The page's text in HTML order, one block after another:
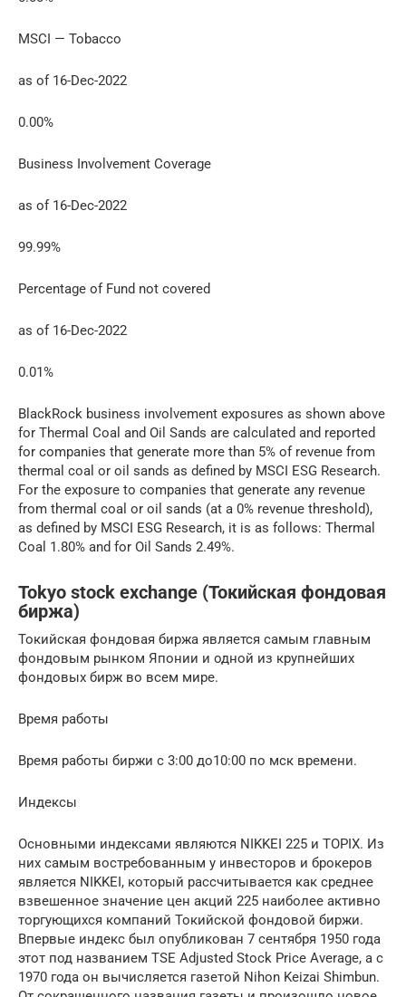
MSCI — Tobacco
as of 16-Dec-2022
0.00%
Business Involvement Coverage
as of 16-Dec-2022
99.99%
Percentage of Fund not covered
as of 16-Dec-2022
0.01%
BlackRock business involvement exposures as shown above
for Thermal Coal and Oil Sands are calculated and reported
for companies that generate more than 5% of revenue from
thermal coal or oil sands as defined by MSCI ESG Research.
For the exposure to companies that generate any revenue
from thermal coal or oil sands (at a 0% revenue threshold),
as defined by MSCI ESG Research, it is as follows: Thermal
Coal 1.80% and for Oil Sands 2.49%.
Tokyo stock exchange (Токийская фондовая
биржа)
Токийская фондовая биржа является самым главным
фондовым рынком Японии и одной из крупнейших
фондовых бирж во всем мире.
Время работы
Время работы биржи с 3:00 до10:00 по мск времени.
Индексы
Основными индексами являются NIKKEI 225 и TOPIX. Из
них самым востребованным у инвесторов и брокеров
является NIKKEI, который рассчитывается как среднее
взвешенное значение цен акций 225 наиболее активно
торгующихся компаний Токийской фондовой биржи.
Впервые индекс был опубликован 7 сентября 1950 года
этот под названием TSE Adjusted Stock Price Average, а с
1970 года он вычисляется газетой Nihon Keizai Shimbun.